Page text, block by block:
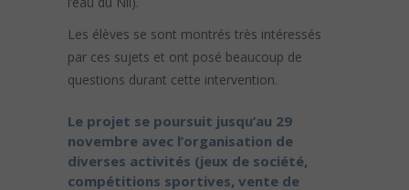
Les élèves se sont montrés très intéressés
par ces sujets et ont posé beaucoup de
questions durant cette intervention.
Le projet se poursuit jusqu’au 29
novembre avec l’organisation de
diverses activités (jeux de société,
compétitions sportives, vente de